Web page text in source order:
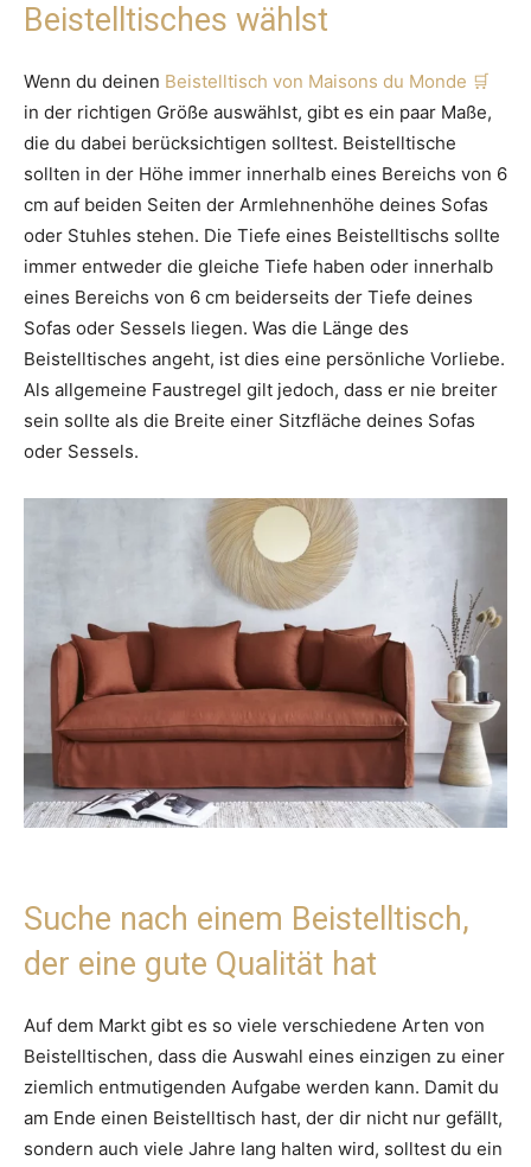
Beistelltisches wählst
Wenn du deinen Beistelltisch von Maisons du Monde
in der richtigen Größe auswählst, gibt es ein paar Maße,
die du dabei berücksichtigen solltest. Beistelltische
sollten in der Höhe immer innerhalb eines Bereichs von 6
cm auf beiden Seiten der Armlehnenhöhe deines Sofas
oder Stuhles stehen. Die Tiefe eines Beistelltischs sollte
immer entweder die gleiche Tiefe haben oder innerhalb
eines Bereichs von 6 cm beiderseits der Tiefe deines
Sofas oder Sessels liegen. Was die Länge des
Beistelltisches angeht, ist dies eine persönliche Vorliebe.
Als allgemeine Faustregel gilt jedoch, dass er nie breiter
sein sollte als die Breite einer Sitzfläche deines Sofas
oder Sessels.
Suche nach einem Beistelltisch,
der eine gute Qualität hat
Auf dem Markt gibt es so viele verschiedene Arten von
Beistelltischen, dass die Auswahl eines einzigen zu einer
ziemlich entmutigenden Aufgabe werden kann. Damit du
am Ende einen Beistelltisch hast, der dir nicht nur gefällt,
sondern auch viele Jahre lang halten wird, solltest du ein